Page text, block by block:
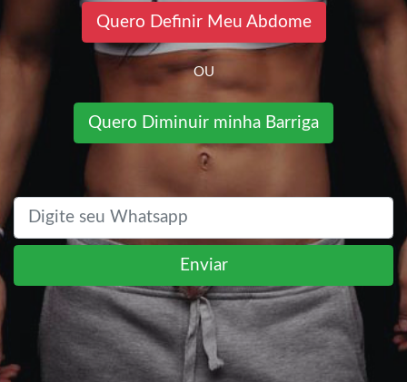
Quero Definir Meu Abdome
OU
Quero Diminuir minha Barriga
Enviar